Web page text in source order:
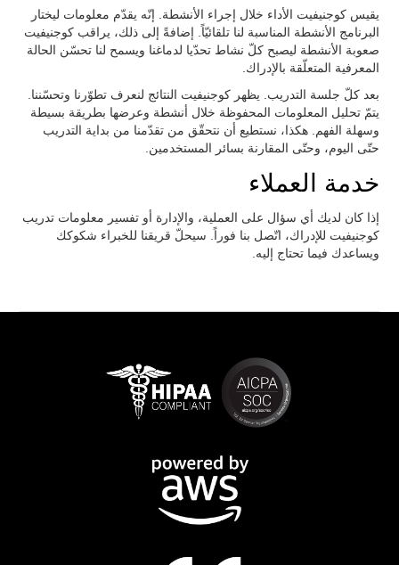
يقيس كوجنيفيت الأداء خلال إجراء الأنشطة. إنّه يقدّم معلومات ليختار
البرنامج الأنشطة المناسبة لنا تلقائيّاً. إضافةً إلى ذلك، يراقب كوجنيفيت
صعوبة الأنشطة ليصبح كلّ نشاط تحدّيا لدماغنا ويسمح لنا تحسّن الحالة
المعرفية المتعلّقة بالإدراك.
بعد كلّ جلسة التدريب. يظهر كوجنيفيت النتائج لنعرف تطوّرنا وتحسّننا.
يتمّ تحليل المعلومات المحفوظة خلال أنشطة وعرضها بطريقة بسيطة
وسهلة الفهم. هكذا، نستطيع أن نتحقّق من تقدّمنا من بداية التدريب
حتّى اليوم، وحتّى المقارنة بسائر المستخدمين.
خدمة العملاء
إذا كان لديك أي سؤال على العملية، والإدارة أو تفسير معلومات تدريب
كوجنيفيت للإدراك، اتّصل بنا فوراً. سيحلّ قريقنا للخبراء شكوكك
ويساعدك فيما تحتاج إليه.